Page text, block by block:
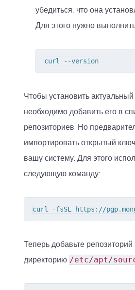
убедиться, что она
Для этого нужно
curl --version
Чтобы установить
необходимо добавить его в
репозиториев. Но
импортировать открытый
вашу систему. Для этого
следующую команду:
curl -fsSL https://
Теперь добавьте
директорию /etc/apt/